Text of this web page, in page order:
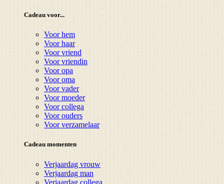
Cadeau voor...
Voor hem
Voor haar
Voor vriend
Voor vriendin
Voor opa
Voor oma
Voor vader
Voor moeder
Voor collega
Voor ouders
Voor verzamelaar
Cadeau momenten
Verjaardag vrouw
Verjaardag man
Verjaardag collega